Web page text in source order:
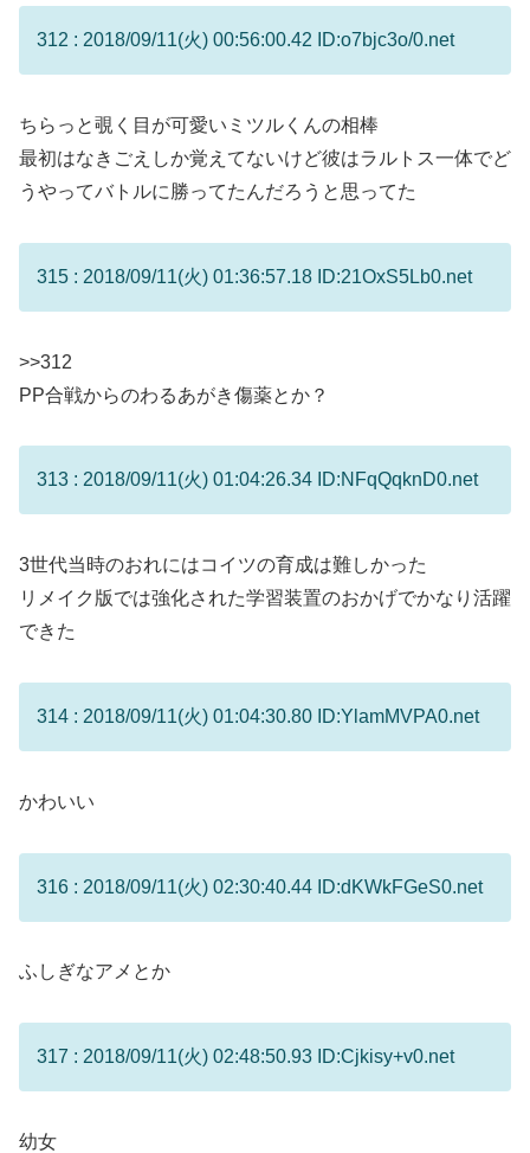
312 : 2018/09/11(火) 00:56:00.42 ID:o7bjc3o/0.net
ちらっと覗く目が可愛いミツルくんの相棒
最初はなきごえしか覚えてないけど彼はラルトス一体でど
うやってバトルに勝ってたんだろうと思ってた
315 : 2018/09/11(火) 01:36:57.18 ID:21OxS5Lb0.net
>>312
PP合戦からのわるあがき傷薬とか？
313 : 2018/09/11(火) 01:04:26.34 ID:NFqQqknD0.net
3世代当時のおれにはコイツの育成は難しかった
リメイク版では強化された学習装置のおかげでかなり活躍
できた
314 : 2018/09/11(火) 01:04:30.80 ID:YlamMVPA0.net
かわいい
316 : 2018/09/11(火) 02:30:40.44 ID:dKWkFGeS0.net
ふしぎなアメとか
317 : 2018/09/11(火) 02:48:50.93 ID:Cjkisy+v0.net
幼女